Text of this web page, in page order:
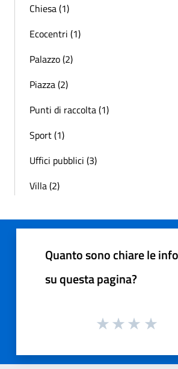
Chiesa (1)
Ecocentri (1)
Palazzo (2)
Piazza (2)
Punti di raccolta (1)
Sport (1)
Uffici pubblici (3)
Villa (2)
Quanto sono chiare le
su questa pagina?